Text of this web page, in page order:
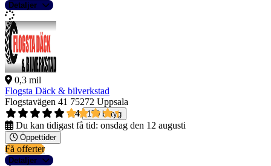
Detaljer
0,3 mil
Flogsta Däck & bilverkstad
Flogstavägen 41 75272 Uppsala
4,4
170 betyg
Du kan tidigast få tid: onsdag den 12 augusti
Öppettider
Få offerter
Detaljer